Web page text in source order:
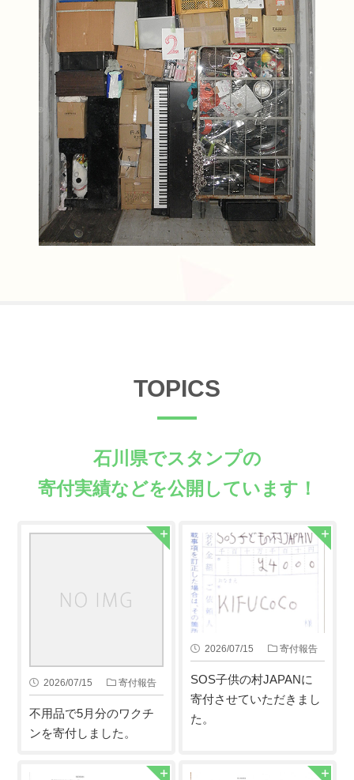
TOPICS
石川県でスタンプの
寄付実績などを公開しています！
2026/07/15 寄付報告
不用品で5月分のワクチ
ンを寄付しました。
2026/07/15 寄付報告
SOS子供の村JAPANに
寄付させていただきまし
た。